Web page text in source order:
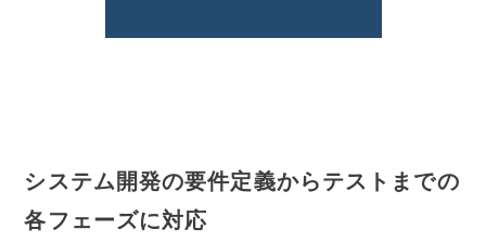
システム開発の要件定義からテストまでの
各フェーズに対応